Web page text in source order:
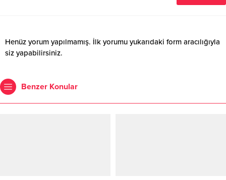
Henüz yorum yapılmamış. İlk yorumu yukarıdaki form aracılığıyla
siz yapabilirsiniz.
Benzer Konular